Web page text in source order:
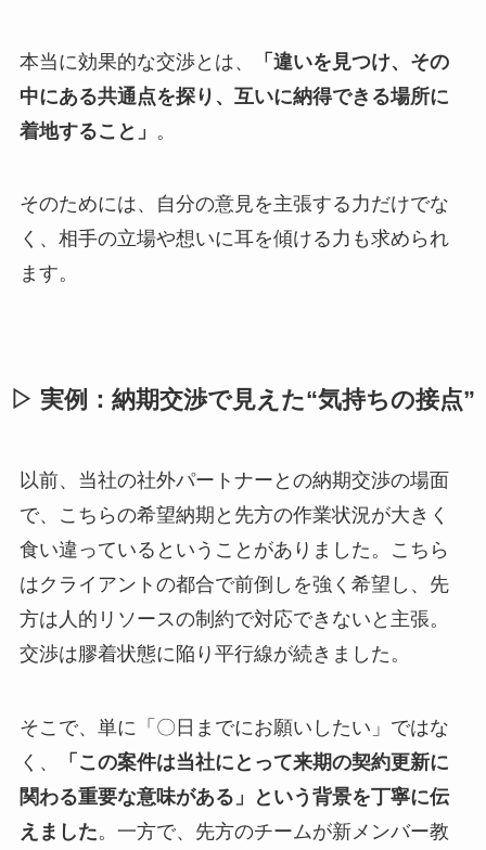
本当に効果的な交渉とは、
「違いを見つけ、その
中にある共通点を探り、互いに納得できる場所に
着地すること」 。
そのためには、自分の意見を主張する力だけでな
く、相手の立場や想いに耳を傾ける力も求められ
ます。
▷ 実例：納期交渉で見えた“気持ちの接点”
以前、当社の社外パートナーとの納期交渉の場面
で、こちらの希望納期と先方の作業状況が大きく
食い違っているということがありました。こちら
はクライアントの都合で前倒しを強く希望し、先
方は人的リソースの制約で対応できないと主張。
交渉は膠着状態に陥り平行線が続きました。
そこで、単に「〇日までにお願いしたい」ではな
く、
「この案件は当社にとって来期の契約更新に
関わる重要な意味がある」という背景を丁寧に伝
えました。一方で、先方のチームが新メンバー教